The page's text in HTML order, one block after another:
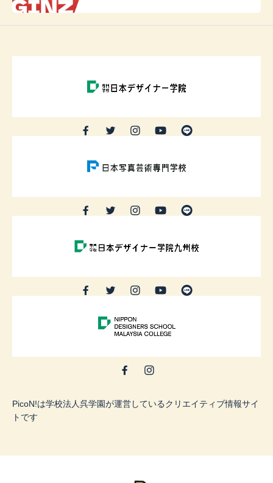
PicoN!は学校法人呉学園が運営しているクリエイティブ情報サイ
トです